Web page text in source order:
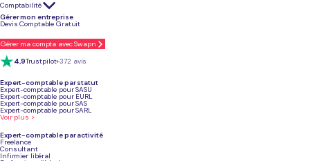
Comptabilité
Gérer mon entreprise
Devis Comptable Gratuit
Gérer ma compta avec Swapn
4,9Trustpilot+372 avis
Expert-comptable par statut
Expert-comptable pour SASU
Expert-comptable pour EURL
Expert-comptable pour SAS
Expert-comptable pour SARL
Voir plus >
Expert-comptable par activité
Freelance
Consultant
Infirmier libéral
Tiime
Indy
Sage 50